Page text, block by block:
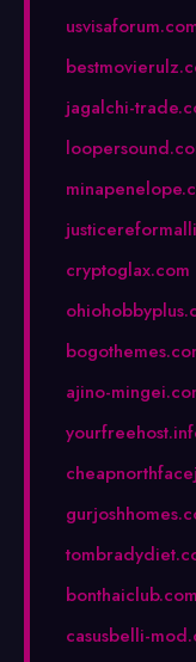
jagalchi-
cryptoglax.com
ajino-
bonthaiclub.com
casusbelli-